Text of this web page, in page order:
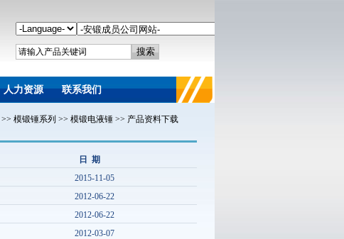
人力资源 联系我们
>> 模锻锤系列 >> 模锻电液锤 >> 产品资料下载
日 期
2015-11-05
2012-06-22
2012-06-22
2012-03-07